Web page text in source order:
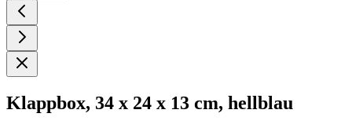
Klappbox, 34 x 24 x 13 cm, hellblau